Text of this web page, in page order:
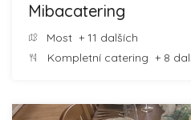
Mibacatering
Most + 11 dalších
Kompletní catering + 8